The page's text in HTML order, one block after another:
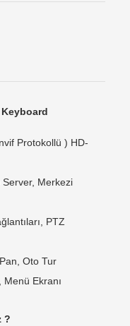
Protokollü ) HD-
Merkezi
PTZ
Oto Tur
Menü Ekranı
?